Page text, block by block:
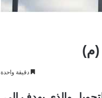
(م)
دقيقة واحدة